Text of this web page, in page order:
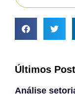
Últimos
Análise